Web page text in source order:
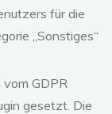
für die
„Sonstiges“
GDPR
gesetzt. Die